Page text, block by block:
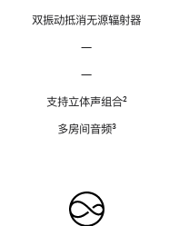
双振动抵消无源辐射器
—
—
支持立体声组合脚
²
多房间音频脚
³